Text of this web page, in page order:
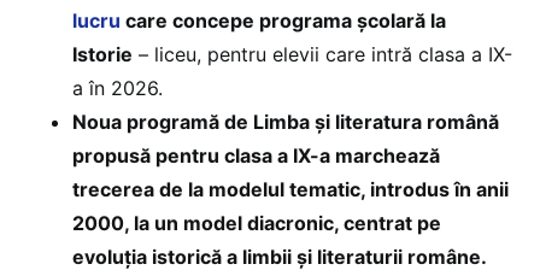
lucru care concepe programa școlară la
Istorie – liceu, pentru elevii care intră clasa a IX-
a în 2026.
Noua programă de Limba și literatura română
propusă pentru clasa a IX-a marchează
trecerea de la modelul tematic, introdus în anii
2000, la un model diacronic, centrat pe
evoluția istorică a limbii și literaturii române.